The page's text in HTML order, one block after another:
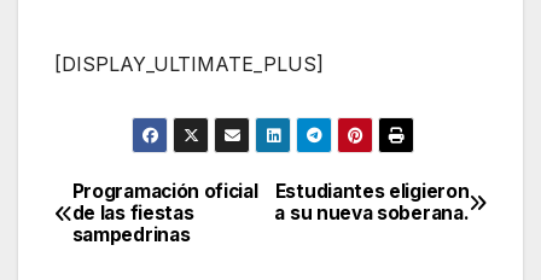
[DISPLAY_ULTIMATE_PLUS]
Navegación
de
Estudiantes eligieron
a su nueva soberana.
Programación oficial
de las fiestas
sampedrinas